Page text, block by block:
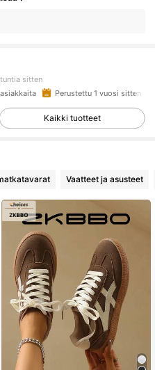
sitten
Perustettu 1 vuosi sitten
Kaikki tuotteet
Vaatteet ja asusteet